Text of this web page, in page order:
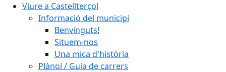
Viure a Castellterçol
Informació del municipi
Benvinguts!
Situem-nos
Una mica d'història
Plànol / Guia de carrers